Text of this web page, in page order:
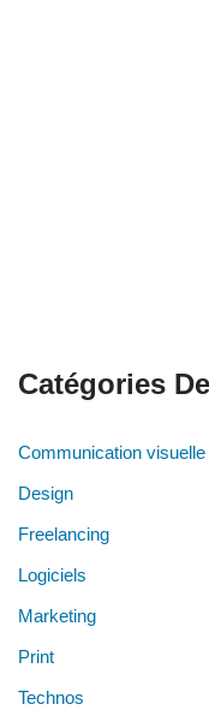
Catégories
Communication visuelle
Design
Freelancing
Logiciels
Marketing
Print
Technos